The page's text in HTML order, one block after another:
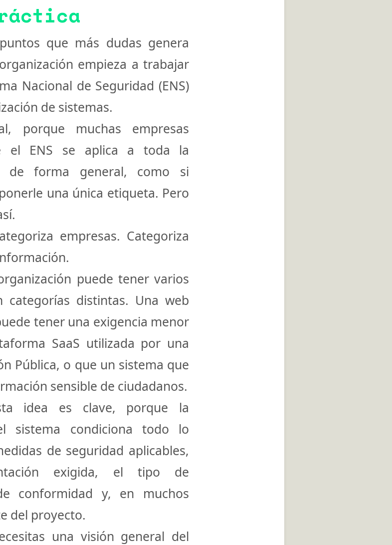
que más dudas genera
empieza a trabajar
Nacional de Seguridad (ENS)
de sistemas.
porque muchas empresas
el ENS se aplica a toda la
de forma general, como si
una única etiqueta. Pero
empresas. Categoriza
.
puede tener varios
categorías distintas. Una web
tener una exigencia menor
SaaS utilizada por una
Pública, o que un sistema que
sensible de ciudadanos.
idea es clave, porque la
sistema condiciona todo lo
de seguridad aplicables,
exigida, el tipo de
conformidad y, en muchos
del proyecto.
una visión general del